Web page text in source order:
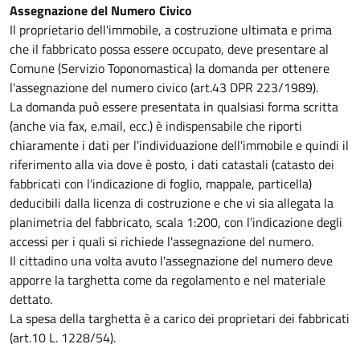
Assegnazione del Numero Civico
Il proprietario dell'immobile, a costruzione ultimata e prima
che il fabbricato possa essere occupato, deve presentare al
Comune (Servizio Toponomastica) la domanda per ottenere
l'assegnazione del numero civico (art.43 DPR 223/1989).
La domanda può essere presentata in qualsiasi forma scritta
(anche via fax, e.mail, ecc.) è indispensabile che riporti
chiaramente i dati per l'individuazione dell'immobile e quindi il
riferimento alla via dove è posto, i dati catastali (catasto dei
fabbricati con l'indicazione di foglio, mappale, particella)
deducibili dalla licenza di costruzione e che vi sia allegata la
planimetria del fabbricato, scala 1:200, con l’indicazione degli
accessi per i quali si richiede l'assegnazione del numero.
Il cittadino una volta avuto l'assegnazione del numero deve
apporre la targhetta come da regolamento e nel materiale
dettato.
La spesa della targhetta è a carico dei proprietari dei fabbricati
(art.10 L. 1228/54).